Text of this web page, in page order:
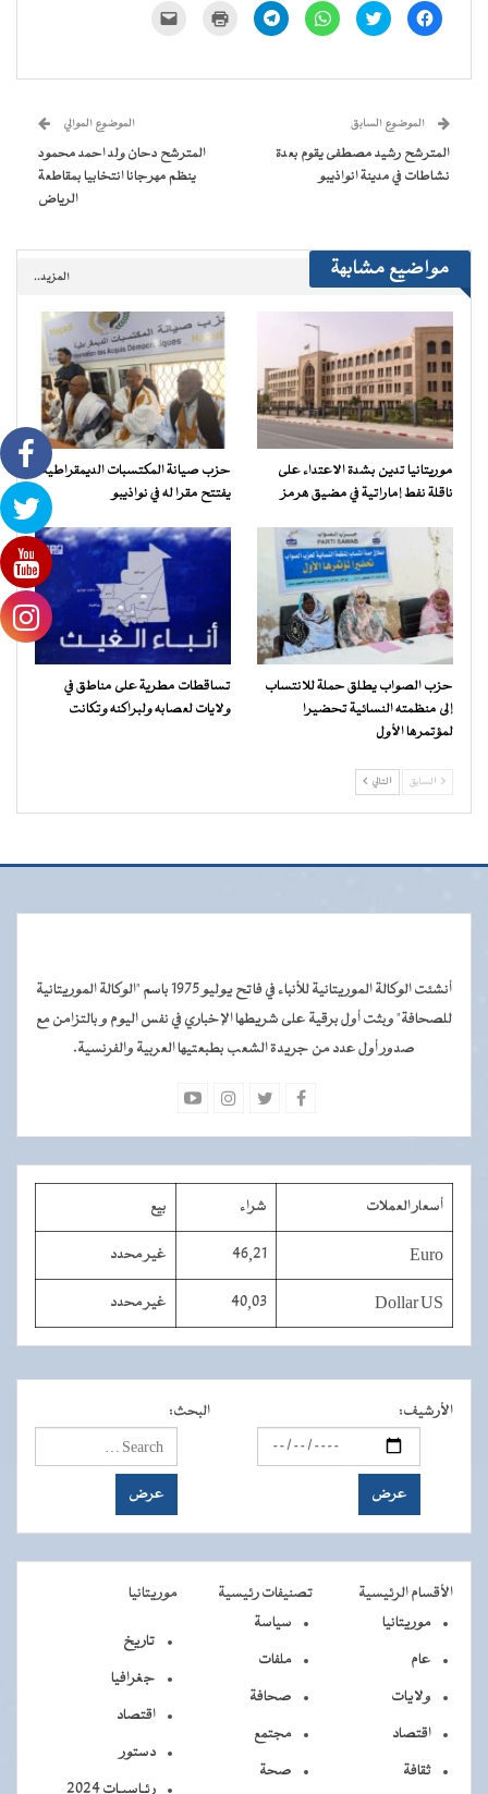
انقر
للمشاركة
في
اضغط
للمشاركة
في
انقر
للمشاركة
في
انقر
للمشاركة
في
للطباعة
جديدة) الإلكتروني
نافذة
جديدة)
الموضوع السابق
المترشح رشيد مصطفى يقوم بعدة
نشاطات في مدينة انواذيبو
الموضوع الموالي
المترشح دحان ولد احمد محمود
ينظم مهرجانا انتخابيا بمقاطعة
الرياض
مواضيع مشابهة المزيد..
موريتانيا تدين بشدة الاعتداء على
ناقلة نفط إماراتية في مضيق هرمز
حزب صيانة المكتسبات الديمقراطية
يفتتح مقرا له في نواذيبو
حزب الصواب يطلق حملة للانتساب
إلى منظمته النسائية تحضيرا
لمؤتمرها الأول
تساقطات مطرية على مناطق في
ولايات لعصابه ولبراكنه وتكانت
السابق التالي
أنشئت الوكالة الموريتانية للأنباء في فاتح يوليو 1975 باسم "الوكالة الموريتانية
للصحافة" وبثت أول برقية على شريطها الإخباري في نفس اليوم و بالتزامن مع
صدور أول عدد من جريدة الشعب بطبعتيها العربية والفرنسية.
أسعار العملات شراء بيع
Euro
46,21 غير محدد
Dollar US
40,03 غير محدد
الأرشيف: البحث:
الأقسام الرئيسية تصنيفات رئيسية
موريتانيا
موريتانيا
عام
ولايات
اقتصاد
ثقافة
سياسة
ملفات
صحافة
مجتمع
صحة
تاريخ
جغرافيا
اقتصاد
دستور
رئـاسيـات 2024